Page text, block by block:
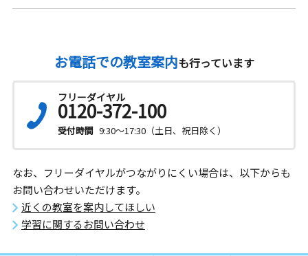
お電話での教室案内も行っています
フリーダイヤル
0120-372-100
受付時間 9:30～17:30（土日、祝日除く）
なお、フリーダイヤルがつながりにくい場合は、以下からも
お問い合わせいただけます。
近くの教室を案内してほしい
学習に関するお問い合わせ